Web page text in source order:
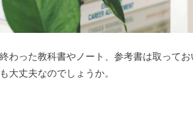
わった教科書やノート、参考書は取って
大丈夫なのでしょうか。